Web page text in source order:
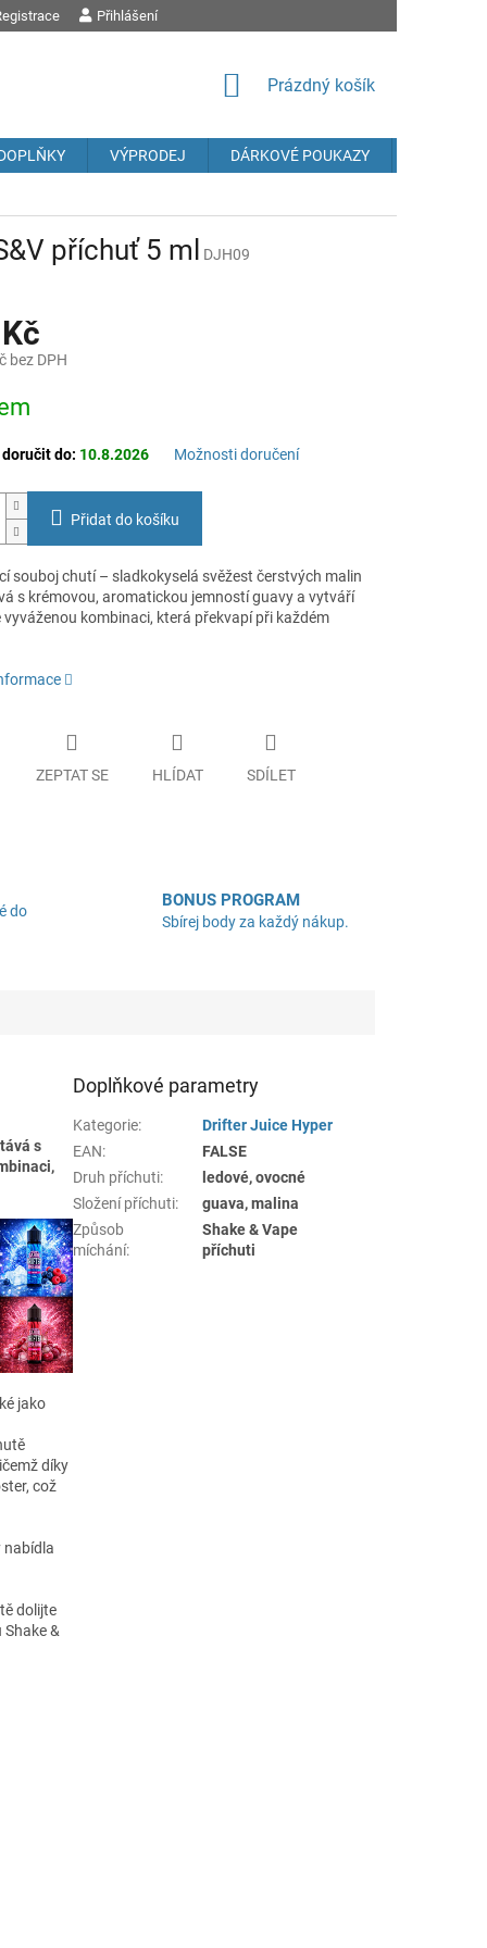
OBCHODNÍ PODMÍNKY
Přihlášení
NÁKUPNÍ
Prázdný košík
VÝPRODEJ DÁRKOVÉ POUKAZY
příchuť 5 ml
DJH09
bez DPH
do: 10.8.2026 Možnosti doručení
Přidat do košíku
souboj chutí – sladkokyselá svěžest čerstvých malin
s krémovou, aromatickou jemností guavy a vytváří
vyváženou kombinaci, která překvapí při každém
ZEPTAT SE HLÍDAT SDÍLET
do
BONUS PROGRAM
Sbírej body za každý nákup.
s
jako
díky
což
nabídla
dolijte
&
Doplňkové parametry
Kategorie:
Drifter Juice Hyper
EAN:
FALSE
Druh příchuti:
ledové, ovocné
Složení příchuti:
guava, malina
Způsob
míchání:
Shake & Vape
příchuti